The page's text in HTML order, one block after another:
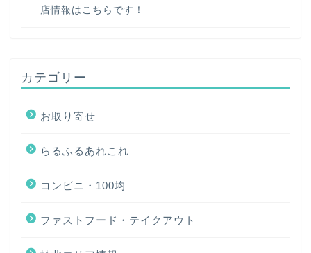
店情報はこちらです！
カテゴリー
お取り寄せ
らるふるあれこれ
コンビニ・100均
ファストフード・テイクアウト